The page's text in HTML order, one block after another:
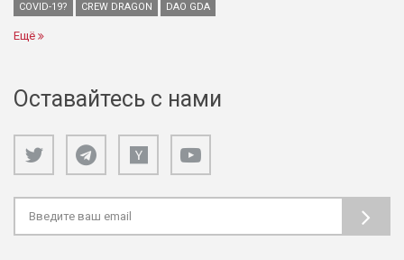
COVID-19?
CREW DRAGON DAO GDA
Ещё
Оставайтесь с нами